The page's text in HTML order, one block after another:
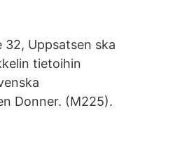
Uppsatsen ska
tietoihin
Donner. (M225).